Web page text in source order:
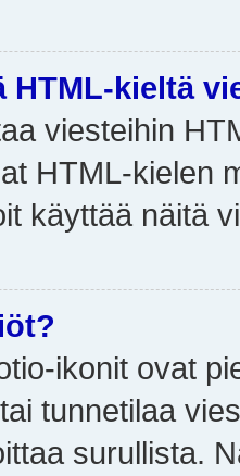
HTML-kieltä
viesteihin
HTML-kielen
käyttää näitä
ikonit ovat
tunnetilaa
surullista.